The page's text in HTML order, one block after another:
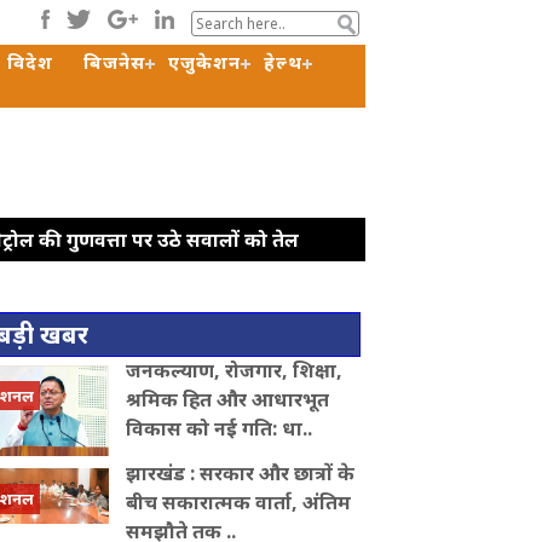
विदेश बिजनेस एजुकेशन
हेल्थ
की गुणवत्ता पर उठे सवालों को तेल
सरकार छात्रों की आवाज दबा रही है, गृहमंत्री
बोले -गृह मंत्री सुबह से रात तक संसद
छीना
सीबीआई चार्जशीट में दावा :
खबर
जनकल्याण, रोजगार, शिक्षा,
श्रमिक हित और आधारभूत
विकास को नई गति: धा..
झारखंड : सरकार और छात्रों के
बीच सकारात्मक वार्ता, अंतिम
समझौते तक ..